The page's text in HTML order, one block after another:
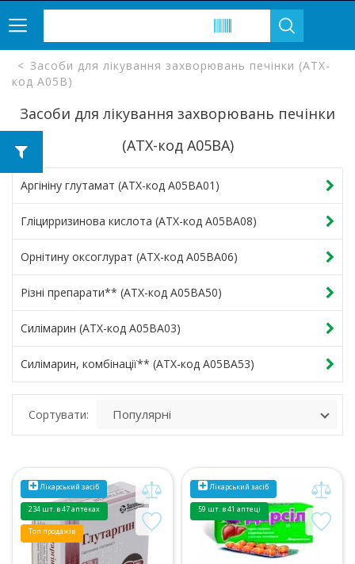
Засоби для лікування захворювань печінки (ATX-
код A05B)
Засоби для лікування захворювань печінки
(ATX-код A05BA)
Аргініну глутамат (ATX-код A05BA01)
Гліцирризинова кислота (ATX-код A05BA08)
Орнітину оксоглурат (ATX-код A05BA06)
Різні препарати** (ATX-код A05BA50)
Силімарин (ATX-код A05BA03)
Силімарин, комбінації** (ATX-код A05BA53)
Сортувати:
Лікарський засіб
234 шт. в 47 аптеках
Топ продажів
Лікарський засіб
59 шт. в 41 аптеці